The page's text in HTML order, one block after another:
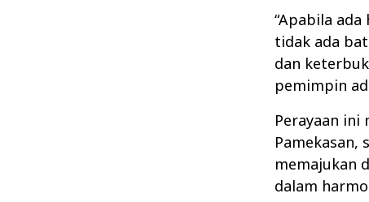
“Apabila
tidak ada
dan
pemimpin
Perayaan ini
memajukan
dalam